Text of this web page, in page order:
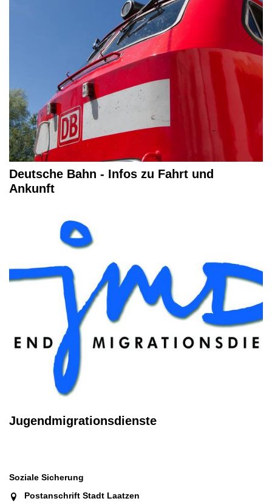
Deutsche Bahn - Infos zu Fahrt und
Ankunft
Jugendmigrationsdienste
Soziale Sicherung
Postanschrift Stadt Laatzen